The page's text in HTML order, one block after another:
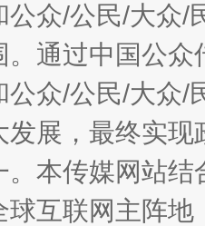
公众/公民/大众
。通过中国公
公众/公民/大众
发展，最终实
。本传媒网站
球互联网主阵